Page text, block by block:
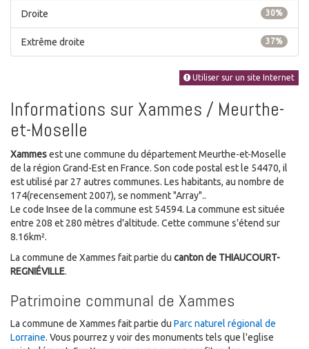
30%
Droite
37%
Extrême droite
Utiliser sur un site Internet
Informations sur Xammes / Meurthe-
et-Moselle
Xammesest une commune du département Meurthe-et-Moselle
de la région Grand-Est en France. Son code postal est le 54470, il
est utilisé par 27 autres communes. Les habitants, au nombre de
174(recensement 2007), se nomment "Array"..
Le code Insee de la commune est 54594. La commune est située
entre 208 et 280 mètres d'altitude. Cette commune s'étend sur
8.16km².
La commune de Xammes fait partie du canton de THIAUCOURT-
REGNIÉVILLE.
Patrimoine communal de Xammes
La commune de Xammes fait partie du Parc naturel régional de
Lorraine. Vous pourrez y voir des monuments tels que l'eglise